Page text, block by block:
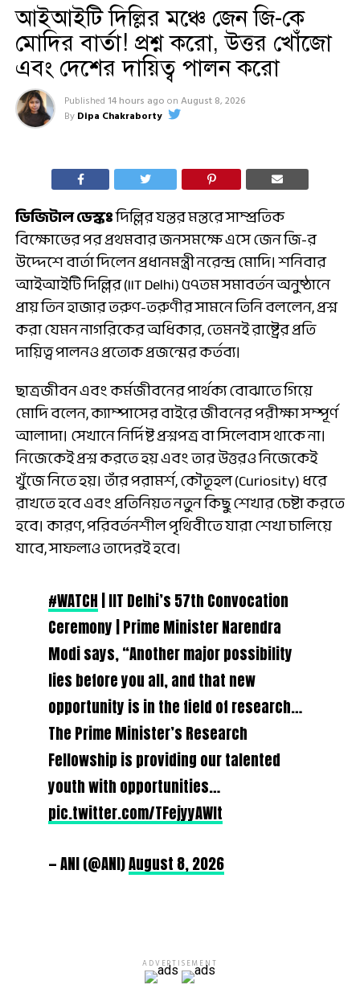
আইআইটি দিল্লির মঞ্চে জেন জি-কে
মোদির বার্তা! প্রশ্ন করো, উত্তর খোঁজো
এবং দেশের দায়িত্ব পালন করো
Published 14 hours ago on August 8, 2026
By Dipa Chakraborty
ডিজিটাল ডেস্কঃদিল্লির যন্তর মন্তরে সাম্প্রতিক
বিক্ষোভের পর প্রথমবার জনসমক্ষে এসে জেন জি-র
উদ্দেশে বার্তা দিলেন প্রধানমন্ত্রী নরেন্দ্র মোদি। শনিবার
আইআইটি দিল্লির (IIT Delhi) ৫৭তম সমাবর্তন অনুষ্ঠানে
প্রায় তিন হাজার তরুণ-তরুণীর সামনে তিনি বললেন, প্রশ্ন
করা যেমন নাগরিকের অধিকার, তেমনই রাষ্ট্রের প্রতি
দায়িত্ব পালনও প্রত্যেক প্রজন্মের কর্তব্য।
ছাত্রজীবন এবং কর্মজীবনের পার্থক্য বোঝাতে গিয়ে
মোদি বলেন, ক্যাম্পাসের বাইরে জীবনের পরীক্ষা সম্পূর্ণ
আলাদা। সেখানে নির্দিষ্ট প্রশ্নপত্র বা সিলেবাস থাকে না।
নিজেকেই প্রশ্ন করতে হয় এবং তার উত্তরও নিজেকেই
খুঁজে নিতে হয়। তাঁর পরামর্শ, কৌতূহল (Curiosity) ধরে
রাখতে হবে এবং প্রতিনিয়ত নতুন কিছু শেখার চেষ্টা করতে
হবে। কারণ, পরিবর্তনশীল পৃথিবীতে যারা শেখা চালিয়ে
যাবে, সাফল্যও তাদেরই হবে।
#WATCH | IIT Delhi’s 57th Convocation
Ceremony | Prime Minister Narendra
Modi says, “Another major possibility
lies before you all, and that new
opportunity is in the field of research…
The Prime Minister’s Research
Fellowship is providing our talented
youth with opportunities…
pic.twitter.com/TFejyyAWIt
— ANI (@ANI)August 8, 2026
ADVERTISEMENT